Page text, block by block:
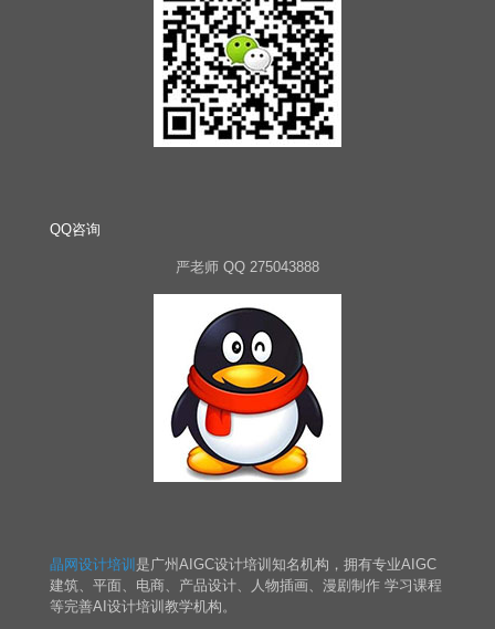
QQ咨询
严老师 QQ 275043888
晶网设计培训 是广州AIGC设计培训知名机构，拥有专业AIGC
建筑、平面、电商、产品设计、人物插画、漫剧制作 学习课程
等完善AI设计培训教学机构。